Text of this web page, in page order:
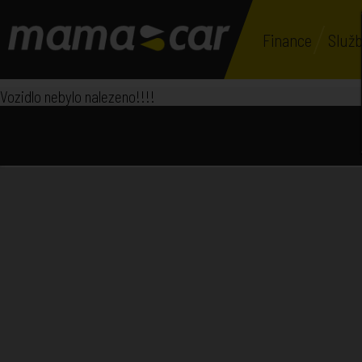
Finance
Vozidlo nebylo nalezeno!!!!